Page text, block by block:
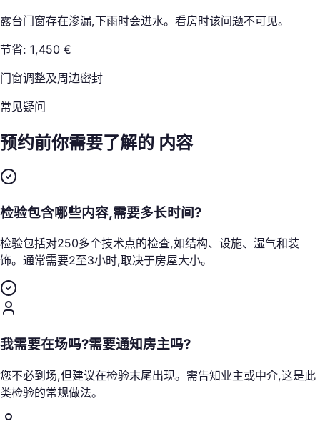
露台门窗存在渗漏,下雨时会进水。看房时该问题不可见。
节省: 1,450 €
门窗调整及周边密封
常见疑问
预约前你需要了解的 内容
检验包含哪些内容,需要多长时间?
检验包括对250多个技术点的检查,如结构、设施、湿气和装
饰。通常需要2至3小时,取决于房屋大小。
我需要在场吗?需要通知房主吗?
您不必到场,但建议在检验末尾出现。需告知业主或中介,这是此
类检验的常规做法。